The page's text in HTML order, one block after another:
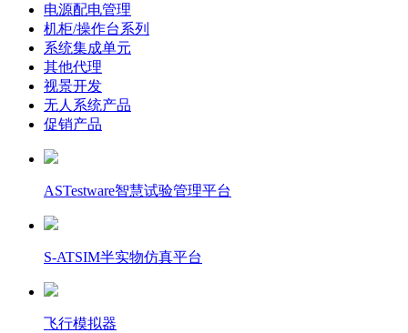
电源配电管理
机柜/操作台系列
系统集成单元
其他代理
视景开发
无人系统产品
促销产品
ASTestware智慧试验管理平台
S-ATSIM半实物仿真平台
飞行模拟器